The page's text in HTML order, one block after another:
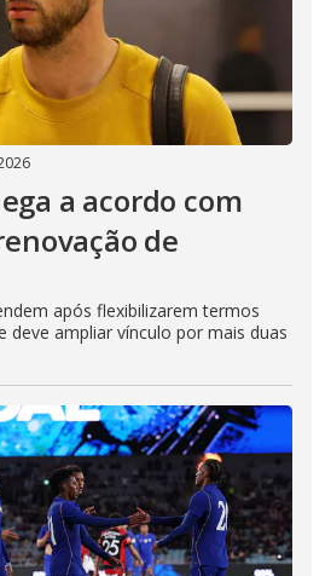
a acordo com
de
após flexibilizarem termos
deve ampliar vínculo por mais duas